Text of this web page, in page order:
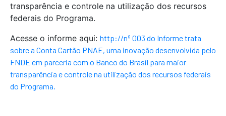
transparência e controle na utilização dos recursos
federais do Programa.
Acesse o informe aqui: http://nº 003 do Informe trata
sobre a Conta Cartão PNAE, uma inovação desenvolvida pelo
FNDE em parceria com o Banco do Brasil para maior
transparência e controle na utilização dos recursos federais
do Programa.